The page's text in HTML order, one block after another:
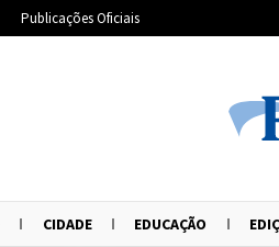
Publicações Oficiais
CIDADE EDUCAÇÃO